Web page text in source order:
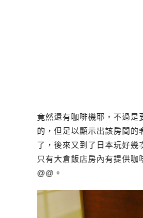
竟然還有咖啡機耶，不過是
的，但足以顯示出該房間的
了，後來又到了日本玩好幾
只有大倉飯店房內有提供咖
@@。